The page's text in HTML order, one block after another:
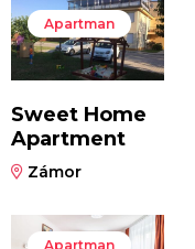
Apartman
Sweet Home
Apartment
Zámor
Apartman